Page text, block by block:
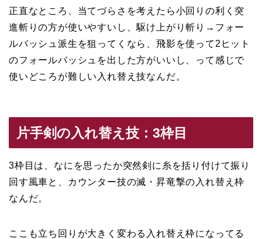
正直なところ、当てづらさを考えたら小回りの利く突
進斬りの方が使いやすいし、駆け上がり斬り→フォー
ルバッシュ派生を狙ってくなら、飛影を使って2ヒット
のフォールバッシュを出した方がいいし、って感じで
使いどころが難しい入れ替え技なんだ。
片手剣の入れ替え技：3枠目
3枠目は、なにを思ったか突然剣に糸を括り付けて振り
回す風車と、カウンター技の滅・昇竜撃の入れ替え枠
なんだ。
ここも立ち回りが大きく変わる入れ替え枠になってる